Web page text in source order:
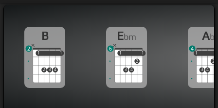
Kleinigkeit und wie sie[B]sich
Frühstück vom Abendbrot übrig geblieben
B
1
2 3 4
1
1 1
2
Ebm
1
3 4
2
1
1 1
6
Ab
1
3 4
2
1
4